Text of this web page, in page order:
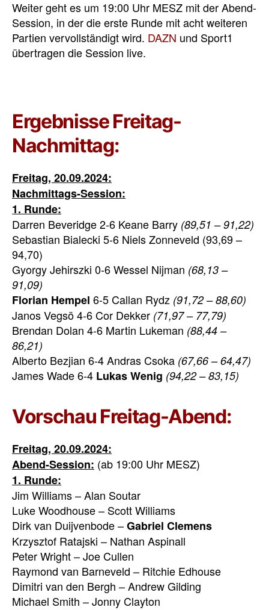
Weiter geht es um 19:00 Uhr MESZ mit der Abend-
Session, in der die erste Runde mit acht weiteren
Partien vervollständigt wird. DAZN und Sport1
übertragen die Session live.
Ergebnisse Freitag-
Nachmittag:
Freitag, 20.09.2024:
Nachmittags-Session:
1. Runde:
Darren Beveridge 2-6 Keane Barry (89,51 – 91,22)
Sebastian Bialecki 5-6 Niels Zonneveld (93,69 –
94,70)
Gyorgy Jehirszki 0-6 Wessel Nijman (68,13 –
91,09)
Florian Hempel 6-5 Callan Rydz (91,72 – 88,60)
Janos Vegsö 4-6 Cor Dekker (71,97 – 77,79)
Brendan Dolan 4-6 Martin Lukeman (88,44 –
86,21)
Alberto Bezjian 6-4 Andras Csoka (67,66 – 64,47)
James Wade 6-4 Lukas Wenig (94,22 – 83,15)
Vorschau Freitag-Abend:
Freitag, 20.09.2024:
Abend-Session: (ab 19:00 Uhr MESZ)
1. Runde:
Jim Williams – Alan Soutar
Luke Woodhouse – Scott Williams
Dirk van Duijvenbode –Gabriel Clemens
Krzysztof Ratajski – Nathan Aspinall
Peter Wright – Joe Cullen
Raymond van Barneveld – Ritchie Edhouse
Dimitri van den Bergh – Andrew Gilding
Michael Smith – Jonny Clayton